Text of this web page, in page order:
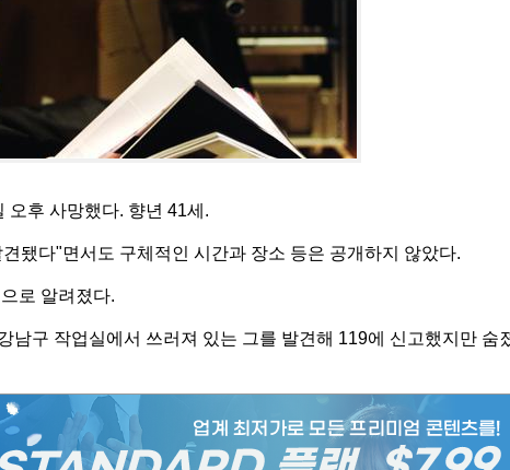
오후 사망했다. 향년 41세.
됐다"면서도 구체적인 시간과 장소 등은 공개하지 않았다.
로 알려졌다.
남구 작업실에서 쓰러져 있는 그를 발견해 119에 신고했지만 숨